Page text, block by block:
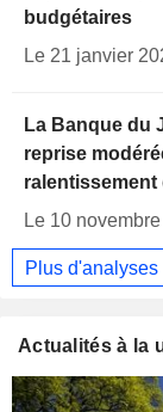
budgétaires
Le 21 janvier
La Banque du
reprise
Le 10
Plus d'analyses
Actualités à la